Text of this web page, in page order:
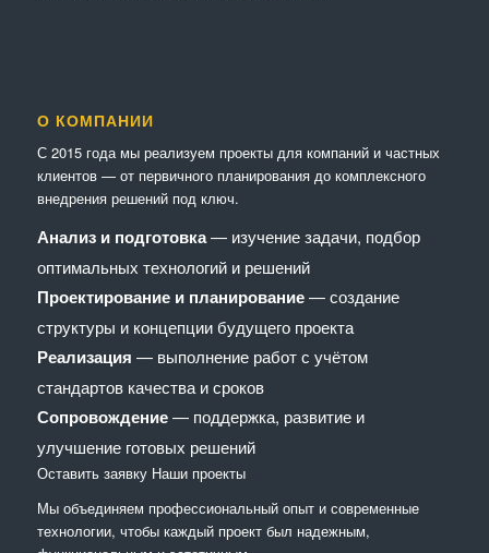
О КОМПАНИИ
С 2015 года мы реализуем проекты для компаний и частных
клиентов — от первичного планирования до комплексного
внедрения решений под ключ.
Анализ и подготовка— изучение задачи, подбор
оптимальных технологий и решений
Проектирование и планирование— создание
структуры и концепции будущего проекта
Реализация — выполнение работ с учётом
стандартов качества и сроков
Сопровождение— поддержка, развитие и
улучшение готовых решений
Оставить заявку Наши проекты
Мы объединяем профессиональный опыт и современные
технологии, чтобы каждый проект был надежным,